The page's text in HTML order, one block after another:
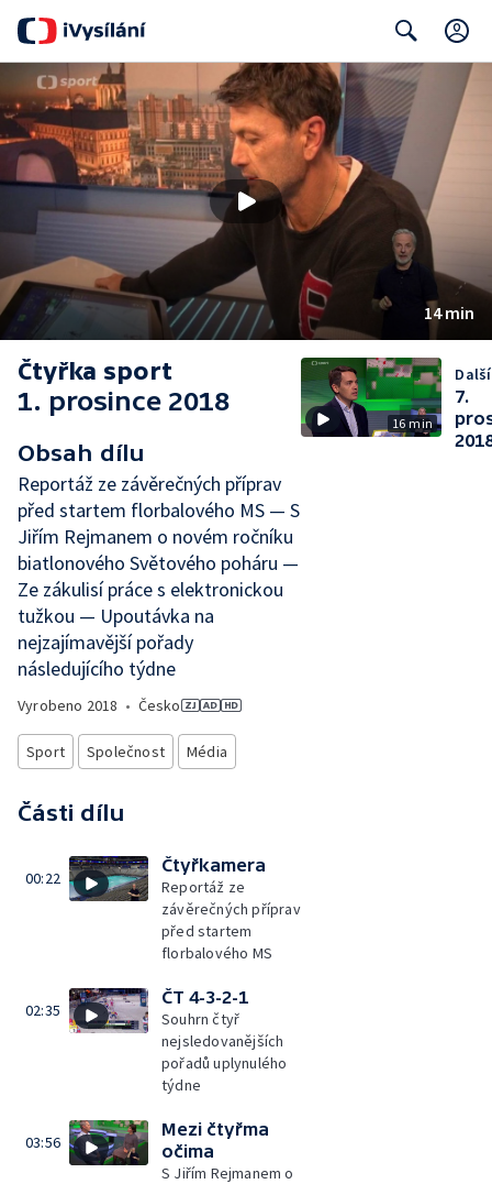
Search
14 min
Čtyřka sport
1. prosince 2018
Obsah dílu
Reportáž ze závěrečných příprav
před startem florbalového MS — S
Jiřím Rejmanem o novém ročníku
biatlonového Světového poháru —
Ze zákulisí práce s elektronickou
tužkou — Upoutávka na
nejzajímavější pořady
následujícího týdne
Vyrobeno 2018 • Česko
Sport Společnost Média
Části dílu
00:22
Čtyřkamera
Reportáž ze
závěrečných příprav
před startem
florbalového MS
02:35
ČT 4-3-2-1
Souhrn čtyř
nejsledovanějších
pořadů uplynulého
týdne
03:56
Mezi čtyřma
očima
S Jiřím Rejmanem o
16 min
7.